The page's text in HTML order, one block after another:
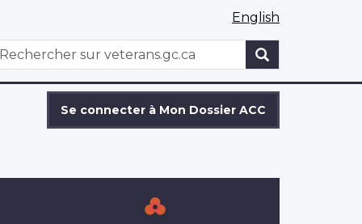
English
WxT
Se connecter à Mon Dossier ACC